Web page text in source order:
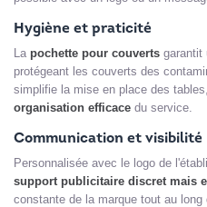
Hygiène et praticité
La pochette pour couverts garantit
protégeant les couverts des
simplifie la mise en place des
organisation efficace du service.
Communication et visibilité
Personnalisée avec le logo de
support publicitaire discret mais
constante de la marque tout au